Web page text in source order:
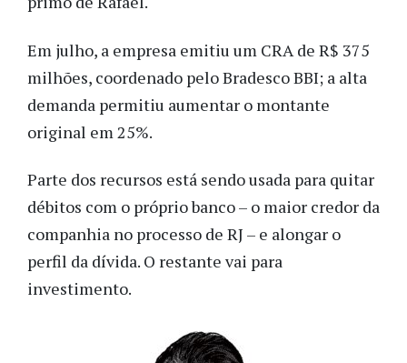
Em julho, a empresa emitiu um CRA de R$ 375
milhões, coordenado pelo Bradesco BBI; a alta
demanda permitiu aumentar o montante
original em 25%.
Parte dos recursos está sendo usada para quitar
débitos com o próprio banco – o maior credor da
companhia no processo de RJ – e alongar o
perfil da dívida. O restante vai para
investimento.